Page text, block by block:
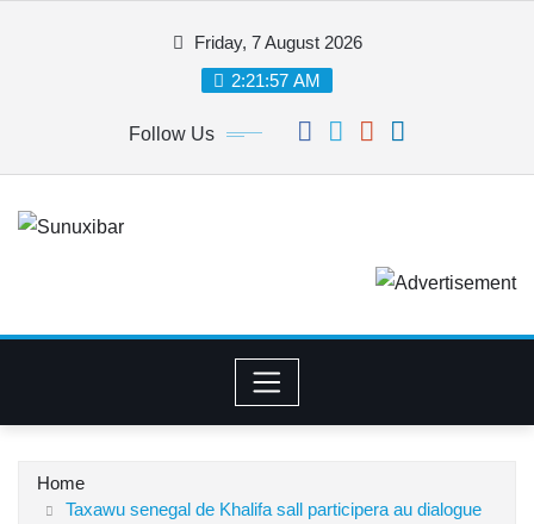
Friday, 7 August 2026
2:21:58 AM
Follow Us
Home
Taxawu senegal de Khalifa sall participera au dialogue